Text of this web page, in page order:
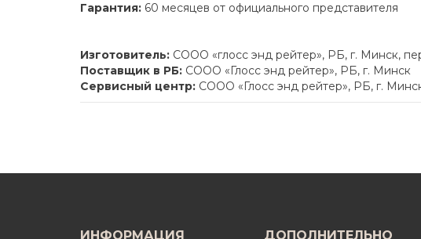
Гарантия: 60 месяцев от официального представителя
Изготовитель: СООО «глосс энд рейтер», РБ, г. Минск,
Поставщик в РБ: СООО «Глосс энд рейтер», РБ, г. Минск
Сервисный центр: СООО «Глосс энд рейтер», РБ, г.
ИНФОРМАЦИЯ ДОПОЛНИТЕЛЬНО